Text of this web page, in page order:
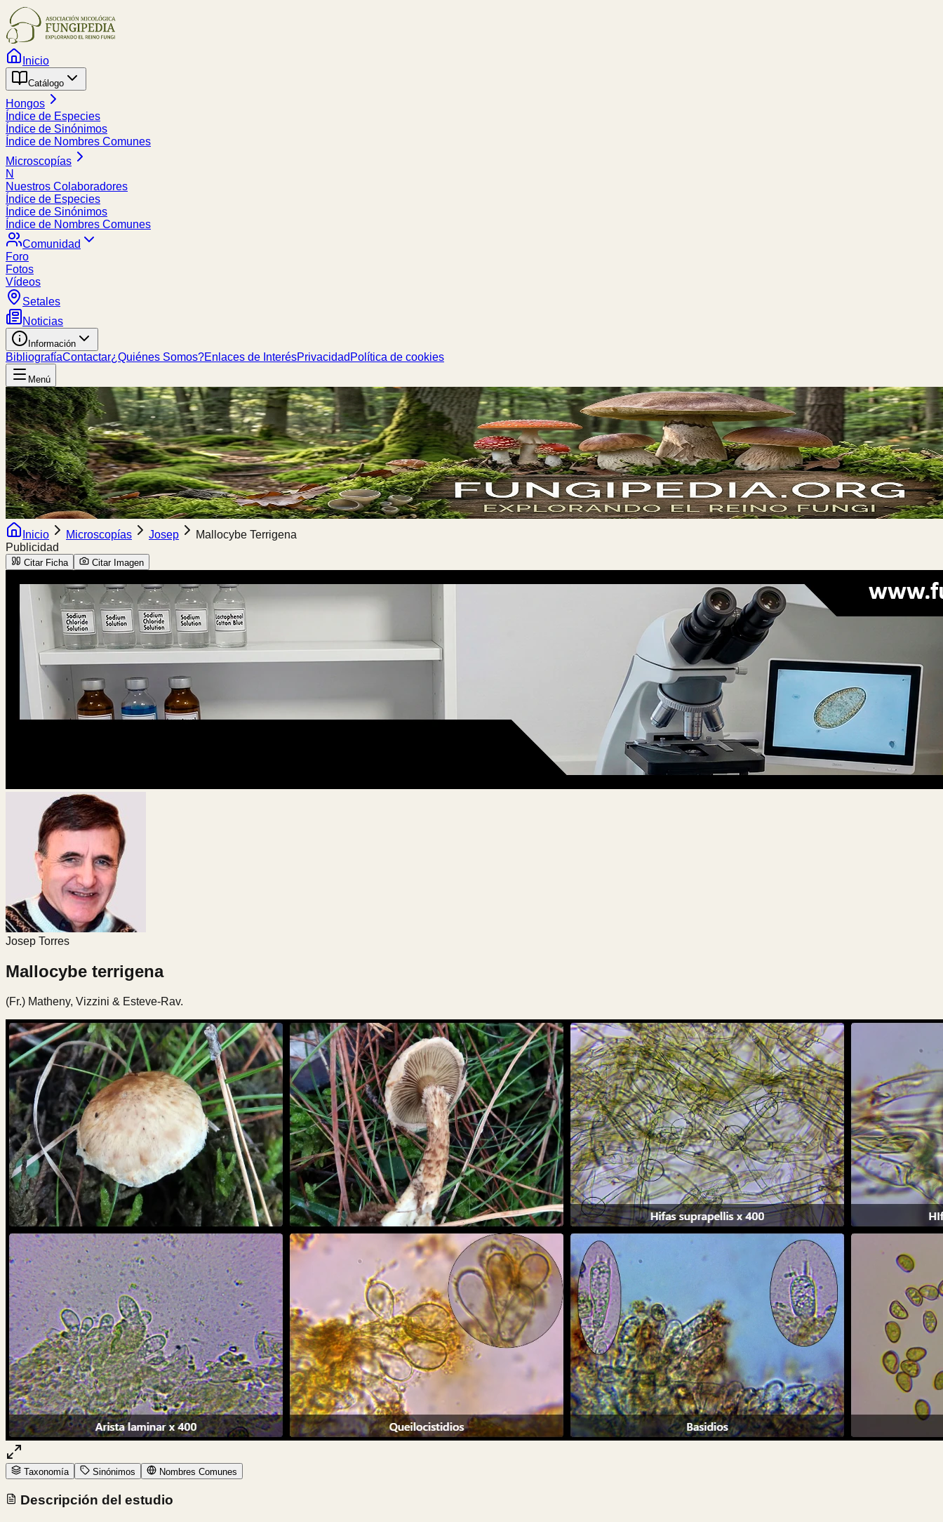
Inicio
Catálogo
Hongos
Índice de Especies
Índice de Sinónimos
Índice de Nombres Comunes
Microscopías
N
Nuestros Colaboradores
Índice de Especies
Índice de Sinónimos
Índice de Nombres Comunes
Comunidad
Foro
Fotos
Vídeos
Setales
Noticias
Información
BibliografíaContactar¿Quiénes Somos?Enlaces de InterésPrivacidad Política de cookies
Menú
Inicio Microscopías Josep
Mallocybe Terrigena
Publicidad
Citar Ficha Citar Imagen
Josep Torres
Mallocybe terrigena
(Fr.) Matheny, Vizzini & Esteve-Rav.
Taxonomía Sinónimos Nombres Comunes
Descripción del estudio